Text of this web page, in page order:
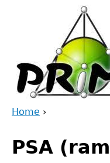
are
Home ›
to
top
PSA